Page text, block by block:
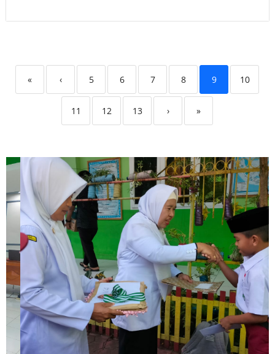
« ‹ 5 6 7 8 9 10
11 12 13 › »